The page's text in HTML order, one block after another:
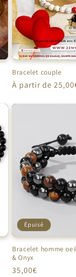
Bracelet couple
Prix
À partir de
Épuisé
Bracelet homme
& Onyx
Prix
35,00€